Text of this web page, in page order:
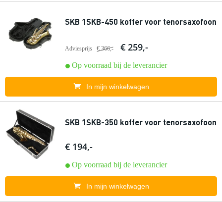
SKB 1SKB-450 koffer voor tenorsaxofoon
Adviesprijs € 366,- € 259,-
Op voorraad bij de leverancier
In mijn winkelwagen
SKB 1SKB-350 koffer voor tenorsaxofoon
€ 194,-
Op voorraad bij de leverancier
In mijn winkelwagen